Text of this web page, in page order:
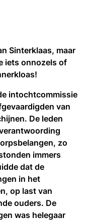
Sinterklaas, maar
iets onnozels of
intochtcommissie
van
De leden
zo
immers
dat de
in het
op last van
ouders. De
was helegaar